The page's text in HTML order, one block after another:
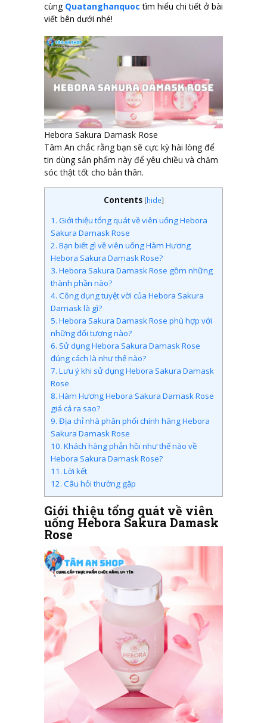
cùng Quatanghanquoc tìm hiểu chi tiết ở bài
viết bên dưới nhé!
Hebora Sakura Damask Rose
Tâm An chắc rằng bạn sẽ cực kỳ hài lòng để
tin dùng sản phẩm này để yêu chiều và chăm
sóc thật tốt cho bản thân.
Contents [hide]
1. Giới thiệu tổng quát về viên uống Hebora
Sakura Damask Rose
2. Bạn biết gì về viên uống Hàm Hương
Hebora Sakura Damask Rose?
3. Hebora Sakura Damask Rose gồm những
thành phần nào?
4. Công dụng tuyệt vời của Hebora Sakura
Damask là gì?
5. Hebora Sakura Damask Rose phù hợp với
những đối tượng nào?
6. Sử dụng Hebora Sakura Damask Rose
đúng cách là như thế nào?
7. Lưu ý khi sử dụng Hebora Sakura Damask
Rose
8. Hàm Hương Hebora Sakura Damask Rose
giá cả ra sao?
9. Địa chỉ nhà phân phối chính hãng Hebora
Sakura Damask Rose
10. Khách hàng phản hồi như thế nào về
Hebora Sakura Damask Rose?
11. Lời kết
12. Câu hỏi thường gặp
Giới thiệu tổng quát về viên
uống Hebora Sakura Damask
Rose